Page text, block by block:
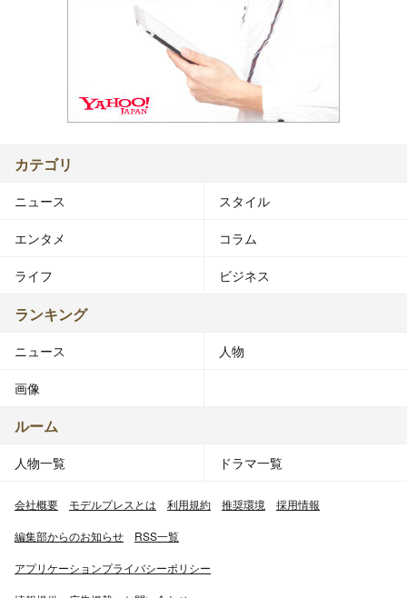
カテゴリ
ニュース スタイル
エンタメ コラム
ライフ ビジネス
ランキング
ニュース 人物
画像
ルーム
人物一覧 ドラマ一覧
会社概要 モデルプレスとは 利用規約 推奨環境 採用情報
編集部からのお知らせ RSS一覧
アプリケーションプライバシーポリシー